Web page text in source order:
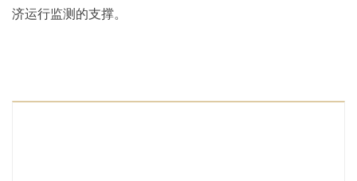
济运行监测的支撑。